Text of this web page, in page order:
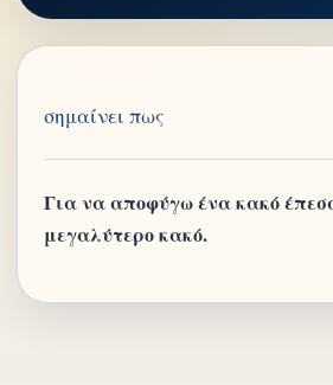
σημαίνει πως
Για να αποφύγω ένα κακό
μεγαλύτερο κακό.